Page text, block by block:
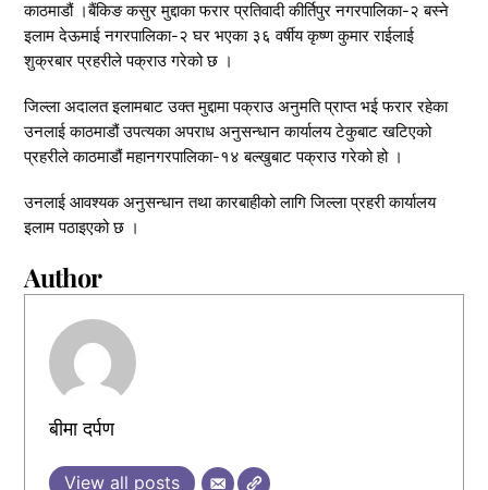
काठमाडौं ।बैंकिङ कसुर मुद्दाका फरार प्रतिवादी कीर्तिपुर नगरपालिका-२ बस्ने
इलाम देऊमाई नगरपालिका-२ घर भएका ३६ वर्षीय कृष्ण कुमार राईलाई
शुक्रबार प्रहरीले पक्राउ गरेको छ ।
जिल्ला अदालत इलामबाट उक्त मुद्दामा पक्राउ अनुमति प्राप्त भई फरार रहेका
उनलाई काठमाडौं उपत्यका अपराध अनुसन्धान कार्यालय टेकुबाट खटिएको
प्रहरीले काठमाडौं महानगरपालिका-१४ बल्खुबाट पक्राउ गरेको हो ।
उनलाई आवश्यक अनुसन्धान तथा कारबाहीको लागि जिल्ला प्रहरी कार्यालय
इलाम पठाइएको छ ।
Author
बीमा दर्पण
View all posts